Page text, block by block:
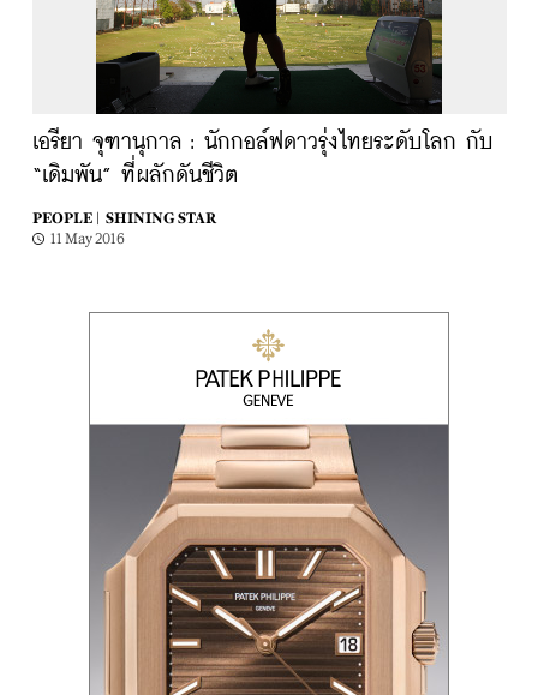
เอรียา จุฑานุกาล : นักกอล์ฟดาวรุ่งไทยระดับโลก กับ
“เดิมพัน” ที่ผลักดันชีวิต
PEOPLE |
SHINING STAR
11 May 2016